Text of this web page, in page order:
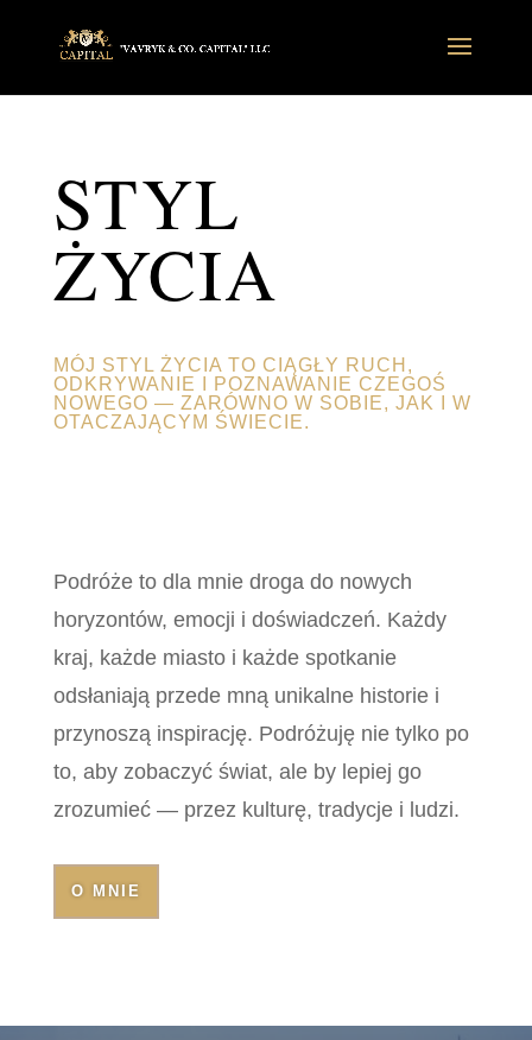
STYL
ŻYCIA
MÓJ STYL ŻYCIA TO CIĄGŁY RUCH,
ODKRYWANIE I POZNAWANIE CZEGOŚ
NOWEGO — ZARÓWNO W SOBIE, JAK I W
OTACZAJĄCYM ŚWIECIE.
Podróże to dla mnie droga do nowych
horyzontów, emocji i doświadczeń. Każdy
kraj, każde miasto i każde spotkanie
odsłaniają przede mną unikalne historie i
przynoszą inspirację. Podróżuję nie tylko po
to, aby zobaczyć świat, ale by lepiej go
zrozumieć — przez kulturę, tradycje i ludzi.
O MNIE